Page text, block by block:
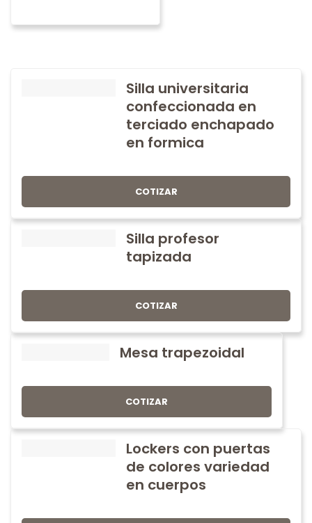
Silla universitaria
confeccionada en
terciado enchapado
en formica
COTIZAR
Silla profesor
tapizada
COTIZAR
Mesa trapezoidal
COTIZAR
Lockers con puertas
de colores variedad
en cuerpos